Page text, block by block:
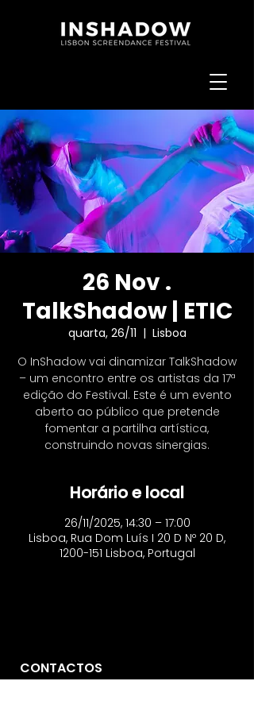
26 Nov .
TalkShadow | ETIC
quarta, 26/11
  |
Lisboa
O InShadow vai dinamizar TalkShadow
– um encontro entre os artistas da 17ª
edição do Festival. Este é um evento
aberto ao público que pretende
fomentar a partilha artística,
construindo novas sinergias.
Horário e local
26/11/2025, 14:30 – 17:00
Lisboa, Rua Dom Luís I 20 D Nº 20 D,
1200-151 Lisboa, Portugal
CONTACTOS